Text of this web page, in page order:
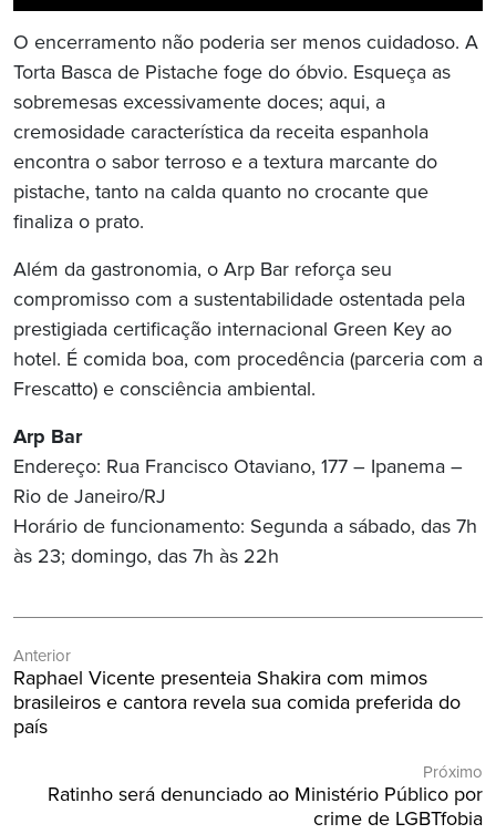
O encerramento não poderia ser menos cuidadoso. A
Torta Basca de Pistache foge do óbvio. Esqueça as
sobremesas excessivamente doces; aqui, a
cremosidade característica da receita espanhola
encontra o sabor terroso e a textura marcante do
pistache, tanto na calda quanto no crocante que
finaliza o prato.
Além da gastronomia, o Arp Bar reforça seu
compromisso com a sustentabilidade ostentada pela
prestigiada certificação internacional Green Key ao
hotel. É comida boa, com procedência (parceria com a
Frescatto) e consciência ambiental.
Arp Bar
Endereço: Rua Francisco Otaviano, 177 – Ipanema –
Rio de Janeiro/RJ
Horário de funcionamento: Segunda a sábado, das 7h
às 23; domingo, das 7h às 22h
de
Post
Anterior
Post
Anterior:
Raphael Vicente presenteia Shakira com mimos
brasileiros e cantora revela sua comida preferida do
país
Próximo
Próximo
Ratinho será denunciado ao Ministério Público por
crime de LGBTfobia